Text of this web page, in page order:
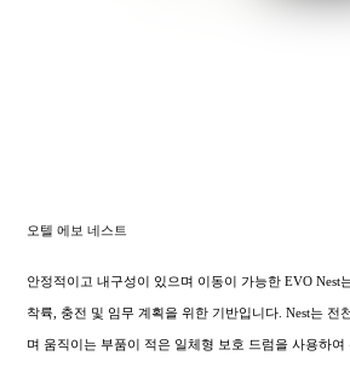
오텔 에보 네스트
안정적이고 내구성이 있으며 이동이 가능한 EVO Nest
착륙, 충전 및 임무 계획을 위한 기반입니다. Nest는 전
며 움직이는 부품이 적은 일체형 보호 드럼을 사용하여